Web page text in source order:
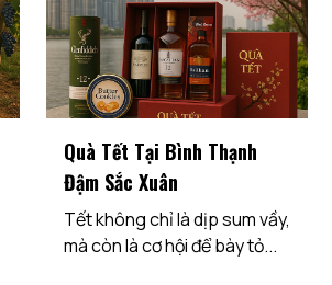
Quà Tết Tại Bình Thạnh
Đậm Sắc Xuân
Tết không chỉ là dịp sum vầy,
mà còn là cơ hội để bày tỏ...